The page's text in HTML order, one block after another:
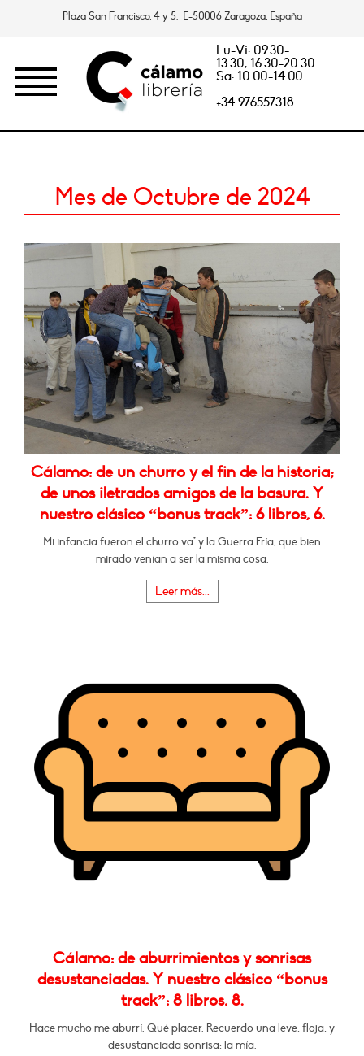
Plaza San Francisco, 4 y 5. E-50006 Zaragoza, España
Lu-Vi: 09.30-
13.30, 16.30-20.30
Sa: 10.00-14.00
+34 976557318
Mes de Octubre de 2024
Cálamo: de un churro y el fin de la historia;
de unos iletrados amigos de la basura. Y
nuestro clásico “bonus track”: 6 libros, 6.
Mi infancia fueron el churro va* y la Guerra Fría, que bien
mirado venían a ser la misma cosa.
Leer más...
Cálamo: de aburrimientos y sonrisas
desustanciadas. Y nuestro clásico “bonus
track”: 8 libros, 8.
Hace mucho me aburrí. Qué placer. Recuerdo una leve, floja, y
desustanciada sonrisa: la mía.